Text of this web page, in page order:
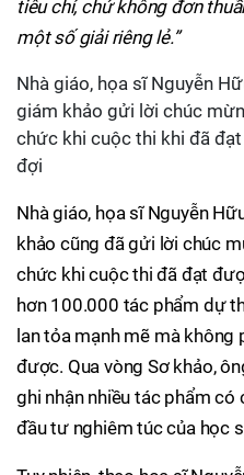
tiêu chí, chứ không đơn
một số giải riêng lẻ.”
Nhà giáo, họa sĩ Nguyễn
giám khảo gửi lời chúc
chức khi cuộc thi khi đã
đợi
Nhà giáo, họa sĩ Nguyễn
khảo cũng đã gửi lời chúc
chức khi cuộc thi đã đạt
hơn 100.000 tác phẩm dự
lan tỏa mạnh mẽ mà không
được. Qua vòng Sơ khảo,
ghi nhận nhiều tác phẩm
đầu tư nghiêm túc của học